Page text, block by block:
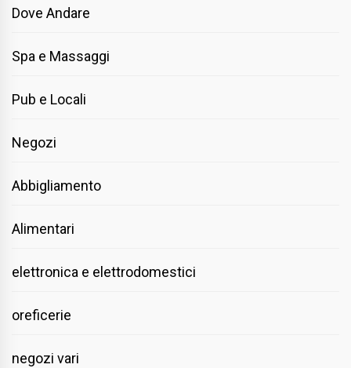
Dove Andare
Spa e Massaggi
Pub e Locali
Negozi
Abbigliamento
Alimentari
elettronica e elettrodomestici
oreficerie
negozi vari